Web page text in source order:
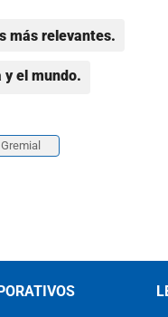
más relevantes.
el mundo.